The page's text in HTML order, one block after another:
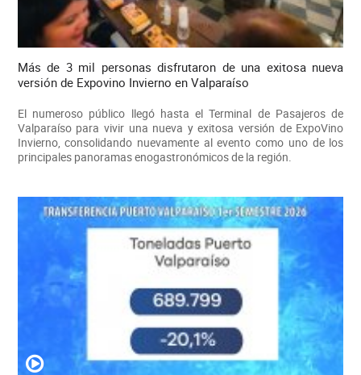
Más de 3 mil personas disfrutaron de una exitosa nueva
versión de Expovino Invierno en Valparaíso
El numeroso público llegó hasta el Terminal de Pasajeros de
Valparaíso para vivir una nueva y exitosa versión de ExpoVino
Invierno, consolidando nuevamente al evento como uno de los
principales panoramas enogastronómicos de la región.